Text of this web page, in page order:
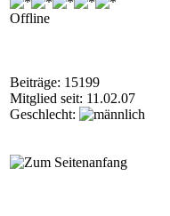
Offline
Beiträge: 15199
Mitglied seit: 11.02.07
Geschlecht: